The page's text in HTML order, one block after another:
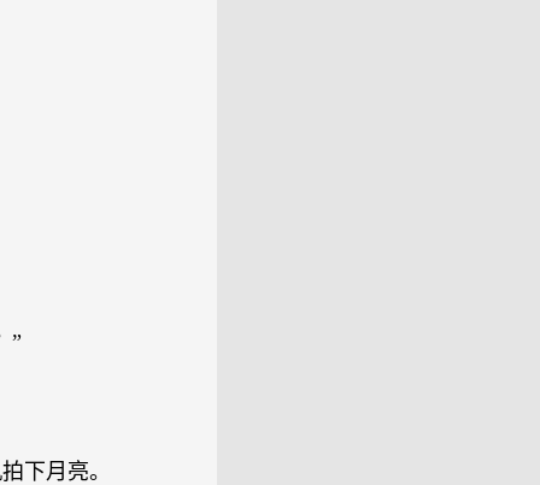
”
下月亮。